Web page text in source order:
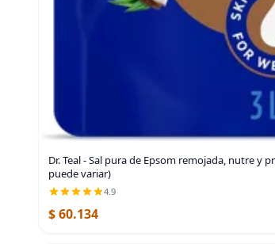
Dr. Teal - Sal pura de Epsom remojada, nutre y
puede variar)
4.9
$ 60.134